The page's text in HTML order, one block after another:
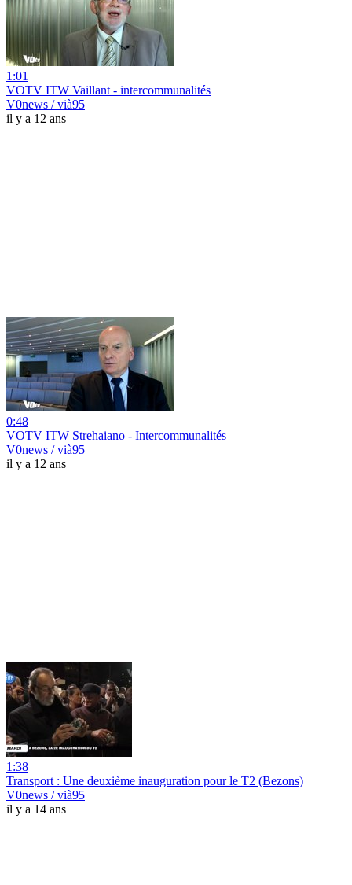
1:01
VOTV ITW Vaillant - intercommunalités
V0news / vià95
il y a 12 ans
0:48
VOTV ITW Strehaiano - Intercommunalités
V0news / vià95
il y a 12 ans
1:38
Transport : Une deuxième inauguration pour le T2 (Bezons)
V0news / vià95
il y a 14 ans